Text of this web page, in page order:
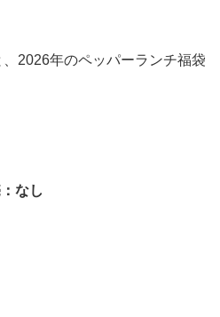
2026年のペッパーランチ福袋
なし